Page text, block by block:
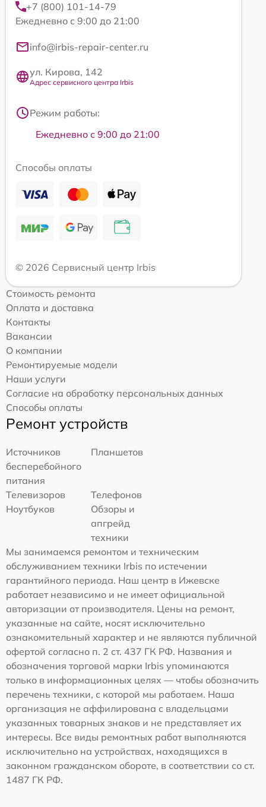
+7 (800) 101-14-79
Ежедневно с 9:00 до 21:00
info@irbis-repair-center.ru
ул. Кирова, 142
Адрес сервисного центра Irbis
Режим работы:
Ежедневно с 9:00 до 21:00
Способы оплаты
© 2026 Сервисный центр Irbis
Стоимость ремонта
Оплата и доставка
Контакты
Вакансии
О компании
Ремонтируемые модели
Наши услуги
Согласие на обработку персональных данных
Способы оплаты
Ремонт устройств
Источников
бесперебойного
питания
Планшетов
Телевизоров
Телефонов
Ноутбуков
Обзоры и
апгрейд
техники
Мы занимаемся ремонтом и техническим
обслуживанием техники Irbis по истечении
гарантийного периода. Наш центр в Ижевске
работает независимо и не имеет официальной
авторизации от производителя. Цены на ремонт,
указанные на сайте, носят исключительно
ознакомительный характер и не являются публичной
офертой согласно п. 2 ст. 437 ГК РФ. Названия и
обозначения торговой марки Irbis упоминаются
только в информационных целях — чтобы обозначить
перечень техники, с которой мы работаем. Наша
организация не аффилирована с владельцами
указанных товарных знаков и не представляет их
интересы. Все виды ремонтных работ выполняются
исключительно на устройствах, находящихся в
законном гражданском обороте, в соответствии со ст.
1487 ГК РФ.